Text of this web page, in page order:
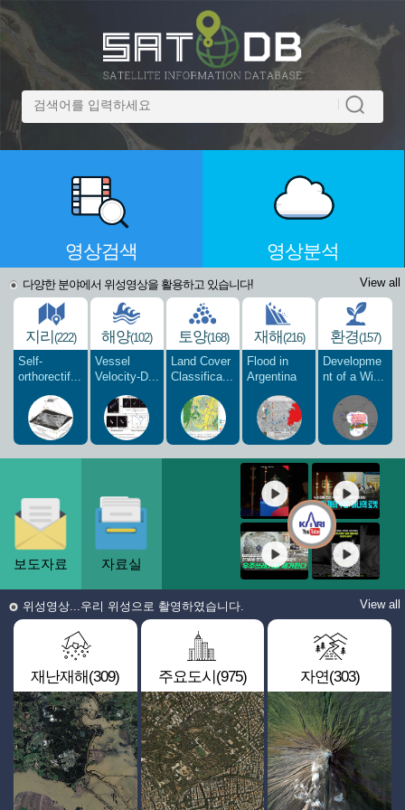
영상검색 영상분석
다양한 분야에서 위성영상을 활용하고 있습니다! View all
지리(222)
Self-
orthorectif...
해양(102)
Vessel
Velocity-D...
토양(168)
Land Cover
Classifica...
재해(216)
Flood in
Argentina
환경(157)
Developme
nt of a Wi...
보도자료 자료실
위성영상...우리 위성으로 촬영하였습니다. View all
재난재해(309) 주요도시(975) 자연(303)